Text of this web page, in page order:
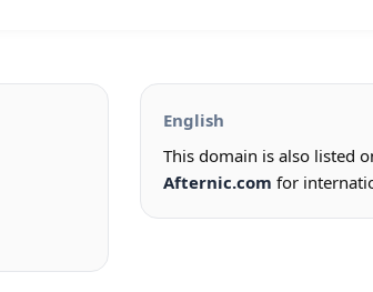
English
This domain is also listed
Afternic.com for